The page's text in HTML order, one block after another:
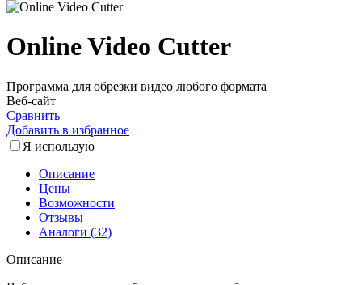
Online Video Cutter
Программа для обрезки видео любого формата
Веб-сайт
Сравнить
Добавить в избранное
Я использую
Описание
Цены
Возможности
Отзывы
Аналоги (32)
Описание